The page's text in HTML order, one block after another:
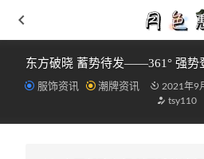
东方破晓 蓄势待发——361° 强势
服饰资讯 潮牌资讯 2021年9
tsy110